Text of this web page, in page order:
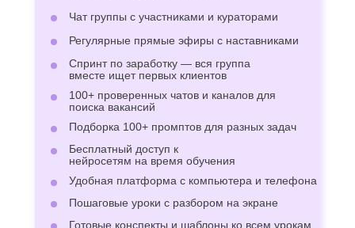
Чат группы с участниками и кураторами
Регулярные прямые эфиры с наставниками
Спринт по заработку — вся группа
вместе ищет первых клиентов
100+ проверенных чатов и каналов для
поиска вакансий
Подборка 100+ промптов для разных задач
Бесплатный доступ к
нейросетям на время обучения
Удобная платформа с компьютера и телефона
Пошаговые уроки с разбором на экране
Готовые конспекты и шаблоны ко всем урокам